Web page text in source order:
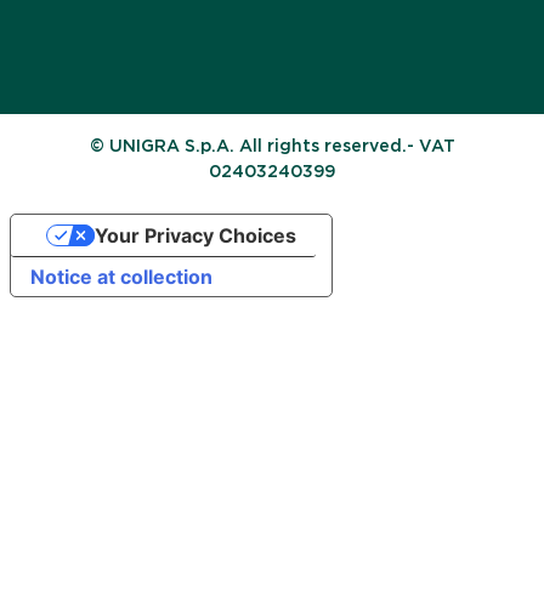
© UNIGRA S.p.A. All rights reserved.- VAT
02403240399
Notice at collection
Your Privacy Choices